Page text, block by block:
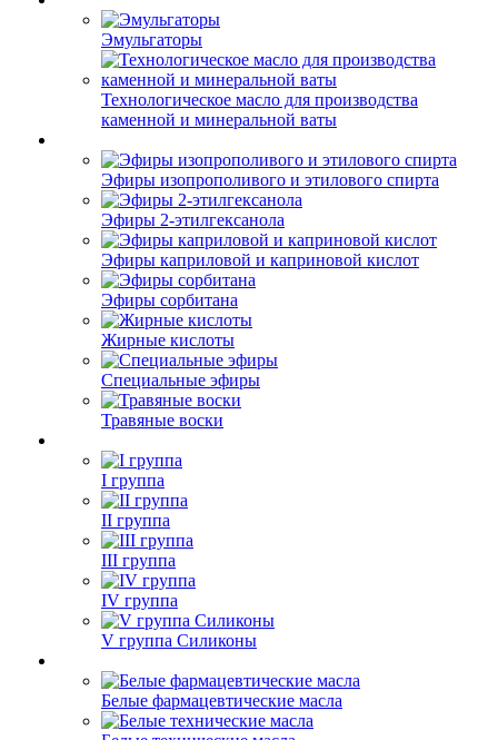
Эмульгаторы
Технологическое масло для производства
каменной и минеральной ваты
Эфиры изопрополивого и этилового спирта
Эфиры 2-этилгексанола
Эфиры каприловой и каприновой кислот
Эфиры сорбитана
Жирные кислоты
Специальные эфиры
Травяные воски
I группа
II группа
III группа
IV группа
V группа Силиконы
Белые фармацевтические масла